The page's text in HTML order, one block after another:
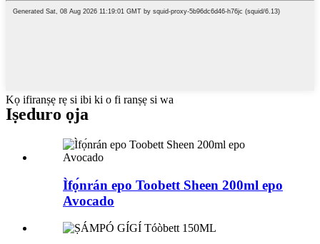
Kọ ifiranṣẹ rẹ si ibi ki o fi ranṣẹ si wa
Iṣeduro ọja
Ìfọ́nrán epo Toobett Sheen 200ml epo
Avocado